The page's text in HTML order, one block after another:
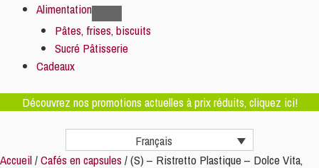
Alimentation
Pâtes, frises, biscuits
Sucré Pâtisserie
Cadeaux
Découvrez nos promotions actuelles à prix réduits, cliquez ici!
Français
Accueil/Cafés en capsules/ (S) – Ristretto Plastique – Dolce Vita,